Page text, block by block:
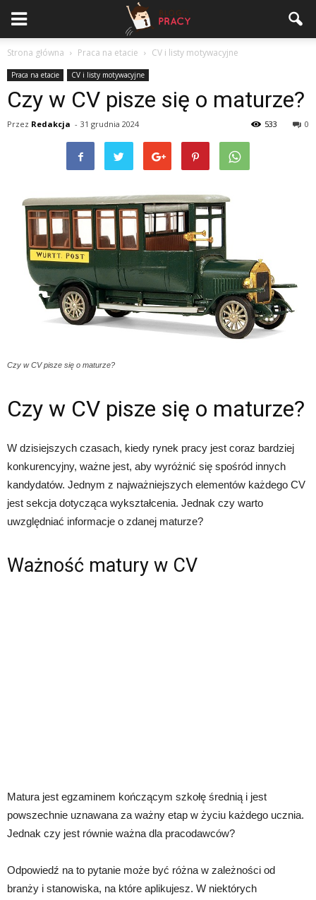
Strona główna Praca na etacie CV i listy motywacyjne
Praca na etacie CV i listy motywacyjne
Czy w CV pisze się o maturze?
Przez Redakcja - 31 grudnia 2024 0
533
Czy w CV pisze się o maturze?
Czy w CV pisze się o maturze?
W dzisiejszych czasach, kiedy rynek pracy jest coraz bardziej
konkurencyjny, ważne jest, aby wyróżnić się spośród innych
kandydatów. Jednym z najważniejszych elementów każdego CV
jest sekcja dotycząca wykształcenia. Jednak czy warto
uwzględniać informacje o zdanej maturze?
Ważność matury w CV
Matura jest egzaminem kończącym szkołę średnią i jest
powszechnie uznawana za ważny etap w życiu każdego ucznia.
Jednak czy jest równie ważna dla pracodawców?
Odpowiedź na to pytanie może być różna w zależności od
branży i stanowiska, na które aplikujesz. W niektórych